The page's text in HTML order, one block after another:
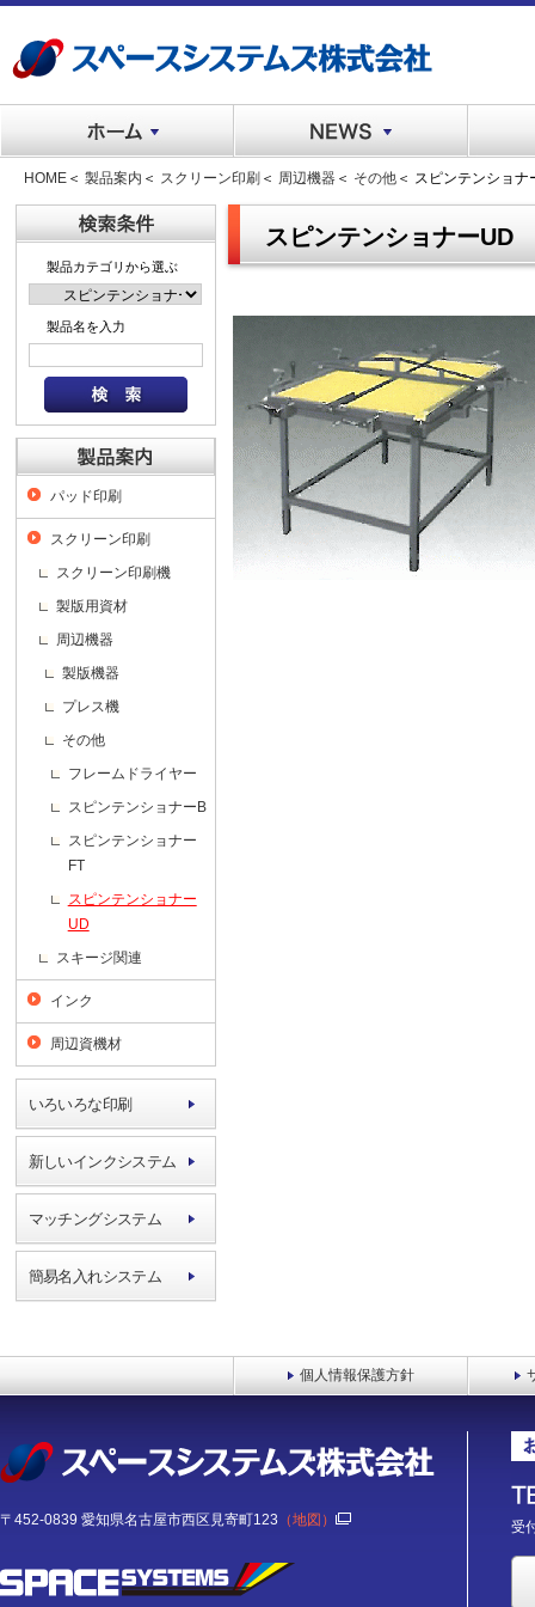
HOME ＜ 製品案内 ＜ スクリーン印刷 ＜ 周辺機器 ＜ その他 ＜ スピンテンショナ
製品カテゴリから選ぶ
製品名を入力
パッド印刷
スクリーン印刷
スクリーン印刷機
製版用資材
周辺機器
製版機器
プレス機
その他
フレームドライヤー
スピンテンショナーB
スピンテンショナー
FT
スピンテンショナー
UD
スキージ関連
インク
周辺資機材
いろいろな印刷
新しいインクシステム
マッチングシステム
簡易名入れシステム
スピンテンショナーUD
個人情報保護方針
〒452-0839 愛知県名古屋市西区見寄町123 （地図） 受